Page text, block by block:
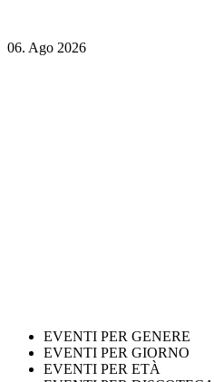
06. Ago 2026
EVENTI PER GENERE
EVENTI PER GIORNO
EVENTI PER ETÀ